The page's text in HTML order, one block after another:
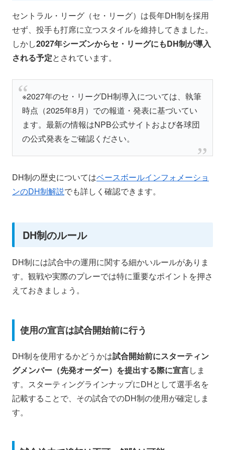
セントラル・リーグ（セ・リーグ）は長年DH制を採用
せず、投手も打席に立つスタイルを維持してきました。
しかし2027年シーズンからセ・リーグにもDH制が導入
される予定とされています。
※2027年のセ・リーグDH制導入については、執筆
時点（2025年8月）での報道・発表に基づいてい
ます。最新の情報はNPB公式サイトおよび各球団
の公式発表をご確認ください。
DH制の歴史についてはベースボールインフォメーショ
ンのDH制解説でも詳しく確認できます。
DH制のルール
DH制には試合中の運用に関する細かいルールがありま
す。観戦や実際のプレーでは特に重要なポイントを押さ
えておきましょう。
使用の宣言は試合開始前に行う
DH制を使用するかどうかは試合開始前にスターティン
グメンバー（先発オーダー）を提出する際に宣言しま
す。スターティングラインナップにDHとして選手名を
記載することで、その試合でのDH制の使用が確定しま
す。